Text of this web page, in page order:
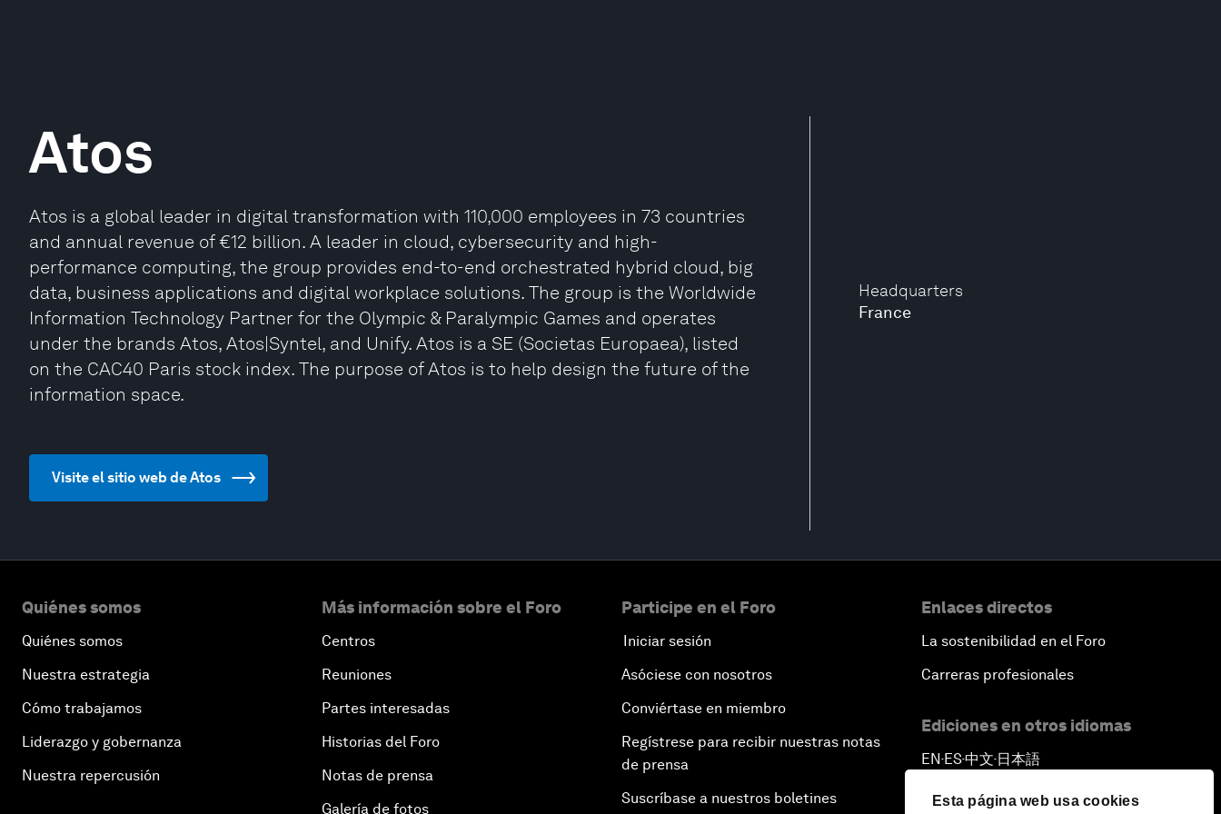
Esta página web usa cookies
Headquarters
France
Atos
Atos is a global leader in digital transformation with 110,000 employees in 73 countries
and annual revenue of €12 billion. A leader in cloud, cybersecurity and high-
performance computing, the group provides end-to-end orchestrated hybrid cloud, big
data, business applications and digital workplace solutions. The group is the Worldwide
Information Technology Partner for the Olympic & Paralympic Games and operates
under the brands Atos, Atos|Syntel, and Unify. Atos is a SE (Societas Europaea), listed
on the CAC40 Paris stock index. The purpose of Atos is to help design the future of the
information space.
Visite el sitio web de Atos
Quiénes somos
Quiénes somos
Nuestra estrategia
Cómo trabajamos
Liderazgo y gobernanza
Nuestra repercusión
Más información sobre el Foro
Centros
Reuniones
Partes interesadas
Historias del Foro
Notas de prensa
Galería de fotos
Participe en el Foro
Iniciar sesión
Asóciese con nosotros
Conviértase en miembro
Regístrese para recibir nuestras notas
de prensa
Suscríbase a nuestros boletines
Enlaces directos
La sostenibilidad en el Foro
Carreras profesionales
Ediciones en otros idiomas
EN ▪ES▪中文▪ 日本語